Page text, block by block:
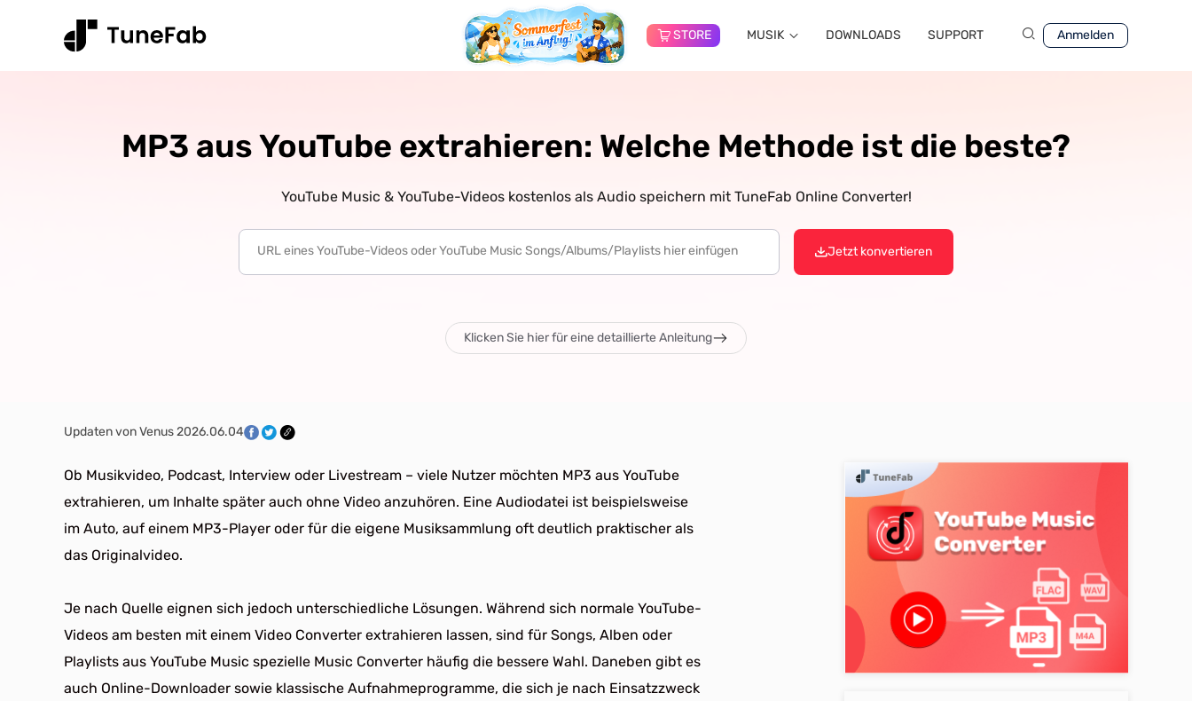
STORE MUSIK DOWNLOADS SUPPORT Anmelden
MP3 aus YouTube extrahieren: Welche Methode ist die beste?
YouTube Music & YouTube-Videos kostenlos als Audio speichern mit TuneFab Online Converter!
Jetzt konvertieren
Klicken Sie hier für eine detaillierte Anleitung
Updaten von Venus 2026.06.04
Ob Musikvideo, Podcast, Interview oder Livestream – viele Nutzer möchten MP3 aus YouTube
extrahieren, um Inhalte später auch ohne Video anzuhören. Eine Audiodatei ist beispielsweise
im Auto, auf einem MP3-Player oder für die eigene Musiksammlung oft deutlich praktischer als
das Originalvideo.
Je nach Quelle eignen sich jedoch unterschiedliche Lösungen. Während sich normale YouTube-
Videos am besten mit einem Video Converter extrahieren lassen, sind für Songs, Alben oder
Playlists aus YouTube Music spezielle Music Converter häufig die bessere Wahl. Daneben gibt es
auch Online-Downloader sowie klassische Aufnahmeprogramme, die sich je nach Einsatzzweck